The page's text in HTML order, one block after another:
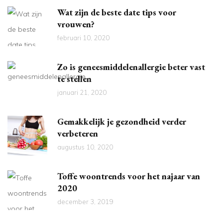
Wat zijn de beste date tips voor
vrouwen?
februari 10, 2020
Zo is geneesmiddelenallergie beter vast
te stellen
januari 21, 2020
Gemakkelijk je gezondheid verder
verbeteren
augustus 10, 2020
Toffe woontrends voor het najaar van
2020
december 3, 2019